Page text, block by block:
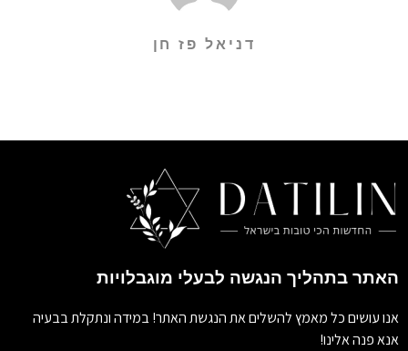
דניאל פז חן
האתר בתהליך הנגשה לבעלי מוגבלויות
אנו עושים כל מאמץ להשלים את הנגשת האתר! במידה ונתקלת בבעיה
אנא פנה אלינו!